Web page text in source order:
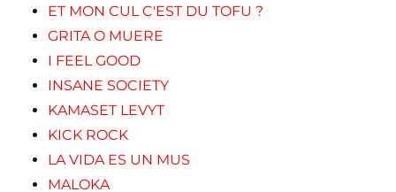
ET MON CUL C'EST DU TOFU ?
GRITA O MUERE
I FEEL GOOD
INSANE SOCIETY
KAMASET LEVYT
KICK ROCK
LA VIDA ES UN MUS
MALOKA